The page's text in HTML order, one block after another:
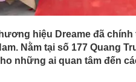
hiệu Dreame đã
Nằm tại số 177 Quang
những ai quan tâm đến